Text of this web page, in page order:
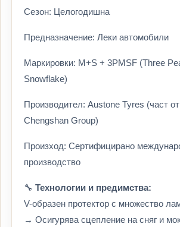
Сезон: Целогодишна
Предназначение: Леки автомобили
Маркировки: M+S + 3PMSF (Three
Snowflake)
Производител: Austone Tyres (част
Chengshan Group)
Произход: Сертифицирано
производство
🔧 Технологии и предимства:
V-образен протектор с множество
→ Осигурява сцепление на сняг и